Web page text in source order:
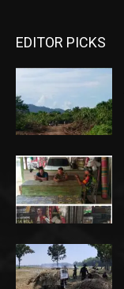
EDITOR PICKS